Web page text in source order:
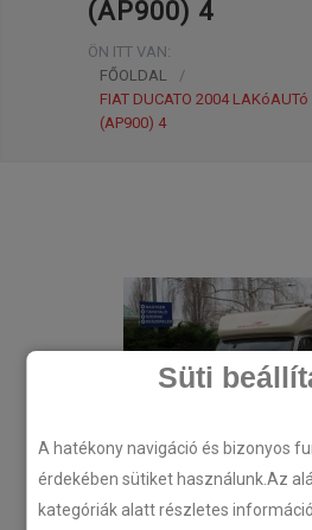
Süti
A hatékony navigáció és bizonyos
érdekében sütiket használunk.Az
kategóriák alatt részletes
(AP900) 4
ÖN ITT VAN:
FŐOLDAL
/
FIAT DUCATO 2004
(AP900) 4